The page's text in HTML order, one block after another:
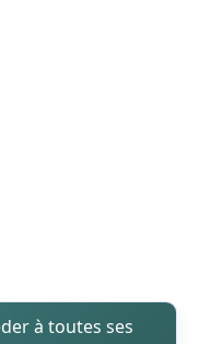
à toutes ses